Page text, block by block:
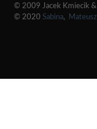
© 2009 Jacek Kmiecik &
© 2020 Sabina, Mateusz